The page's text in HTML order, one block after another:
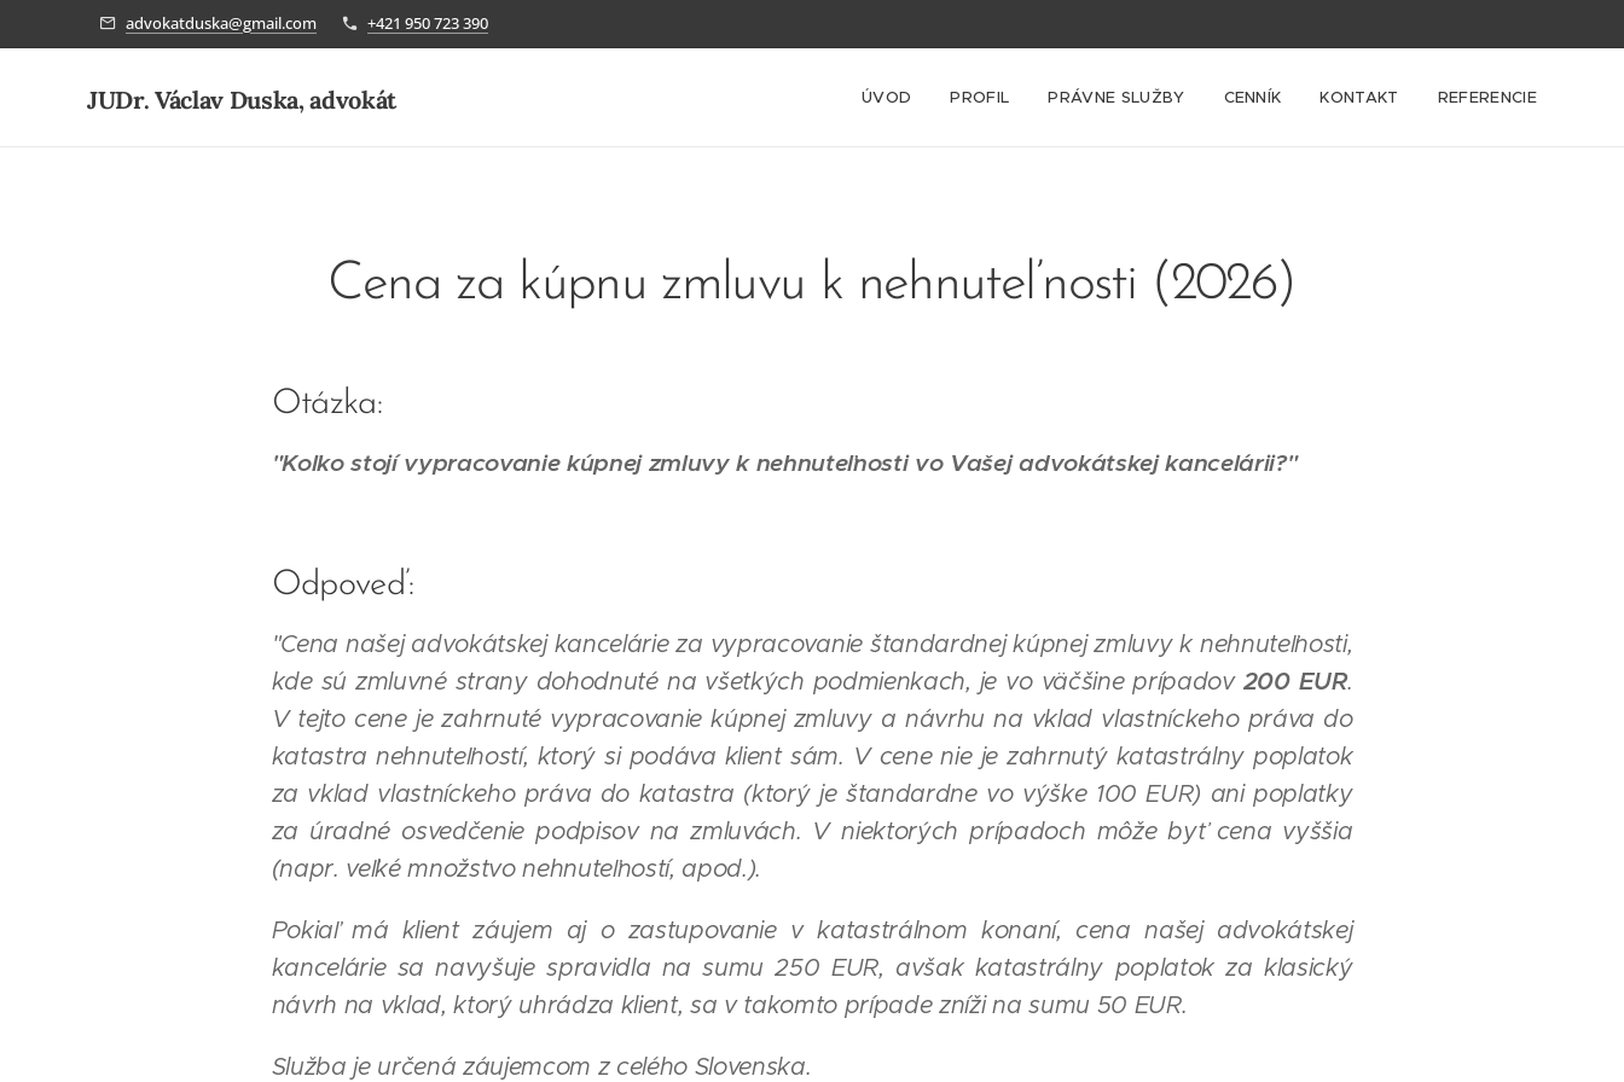
advokatduska@gmail.com +421 950 723 390
JUDr. Václav Duska, advokát ÚVOD PROFIL PRÁVNE SLUŽBY CENNÍK KONTAKT REFERENCIE
Cena za kúpnu zmluvu k nehnuteľnosti (2026)
Otázka:
"Koľko stojí vypracovanie kúpnej zmluvy k nehnuteľnosti vo Vašej advokátskej kancelárii?"
Odpoveď:
"Cena našej advokátskej kancelárie za vypracovanie štandardnej kúpnej zmluvy k nehnuteľnosti,
kde sú zmluvné strany dohodnuté na všetkých podmienkach, je vo väčšine prípadov 200 EUR.
V tejto cene je zahrnuté vypracovanie kúpnej zmluvy a návrhu na vklad vlastníckeho práva do
katastra nehnuteľností, ktorý si podáva klient sám. V cene nie je zahrnutý katastrálny poplatok
za vklad vlastníckeho práva do katastra (ktorý je štandardne vo výške 100 EUR) ani poplatky
za úradné osvedčenie podpisov na zmluvách. V niektorých prípadoch môže byť cena vyššia
(napr. veľké množstvo nehnuteľností, apod.).
Pokiaľ má klient záujem aj o zastupovanie v katastrálnom konaní, cena našej advokátskej
kancelárie sa navyšuje spravidla na sumu 250 EUR, avšak katastrálny poplatok za klasický
návrh na vklad, ktorý uhrádza klient, sa v takomto prípade zníži na sumu 50 EUR.
Služba je určená záujemcom z celého Slovenska.